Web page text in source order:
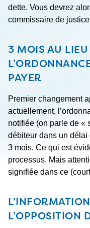
dette. Vous devrez
commissaire de
3 MOIS AU
PAYER
Premier changement
actuellement,
notifiée (on parle de «
débiteur dans un délai
3 mois. Ce qui est
processus. Mais
signifiée dans ce
L’OPPOSITION